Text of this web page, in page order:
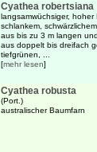
Cyathea robertsiana
langsamwüchsiger,
schlankem,
aus bis zu 3 m langen
aus doppelt bis dreifach
tiefgrünen, ...
[mehr lesen]
Cyathea robusta
(Port.)
australischer Baumfarn